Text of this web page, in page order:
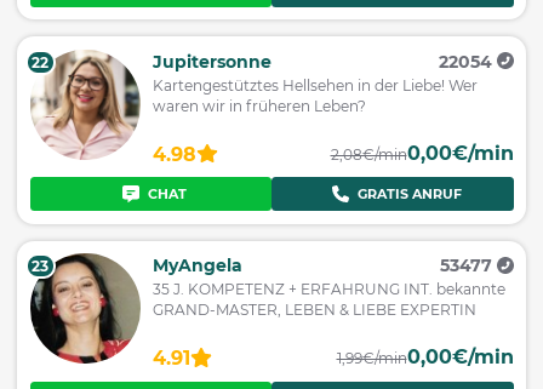
22 Jupitersonne 22054
Kartengestütztes Hellsehen in der Liebe! Wer
waren wir in früheren Leben?
4.98 2,08€/min0,00€/min
CHAT GRATIS ANRUF
23 MyAngela 53477
35 J. KOMPETENZ + ERFAHRUNG INT. bekannte
GRAND-MASTER, LEBEN & LIEBE EXPERTIN
4.91 1,99€/min0,00€/min